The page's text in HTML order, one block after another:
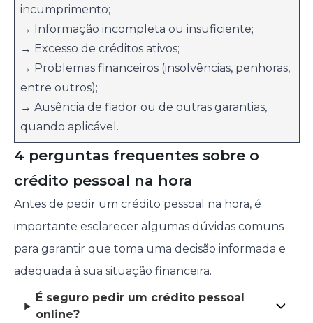
incumprimento;
→ Informação incompleta ou insuficiente;
→ Excesso de créditos ativos;
→ Problemas financeiros (insolvências, penhoras,
entre outros);
→ Ausência de fiadorou de outras garantias,
quando aplicável.
4 perguntas frequentes sobre o
crédito pessoal na hora
Antes de pedir um crédito pessoal na hora, é
importante esclarecer algumas dúvidas comuns
para garantir que toma uma decisão informada e
adequada à sua situação financeira.
É seguro pedir um crédito pessoal
online?